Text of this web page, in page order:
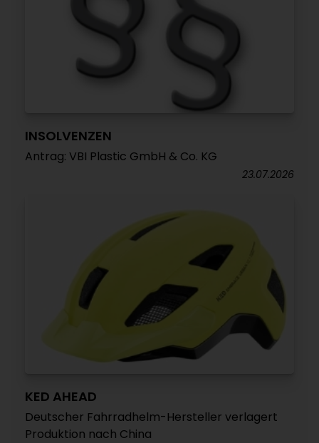
INSOLVENZEN
Antrag: VBI Plastic GmbH & Co. KG
23.07.2026
KED AHEAD
Deutscher Fahrradhelm-Hersteller verlagert
Produktion nach China